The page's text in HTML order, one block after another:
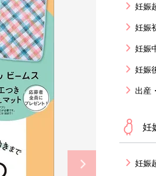
妊娠
妊娠
妊娠
妊娠
出産
妊
妊娠